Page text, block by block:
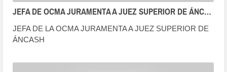
JEFA DE OCMA JURAMENTA A JUEZ SUPERIOR DE ÁNCASH PARA QUE SE INCORPORE A LAS FUNCIONES CONTRALORAS
JEFA DE LA OCMA JURAMENTA A JUEZ SUPERIOR DE
ÁNCASH
CONTRALORAS (03.02.20)